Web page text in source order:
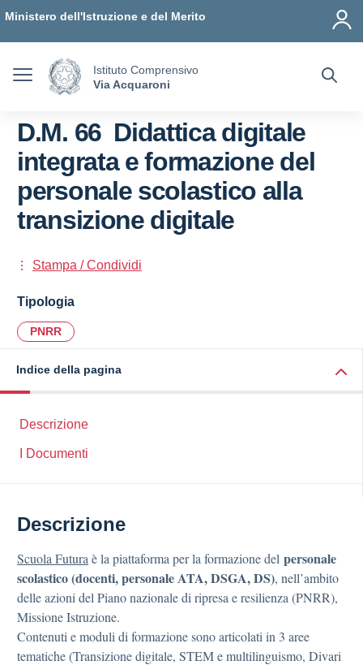
Ministero dell'Istruzione e del Merito
Istituto Comprensivo
Via Acquaroni
D.M. 66 Didattica digitale
integrata e formazione del
personale scolastico alla
transizione digitale
Stampa / Condividi
Tipologia
PNRR
Indice della pagina
Descrizione
I Documenti
Descrizione
Scuola Futura è la piattaforma per la formazione del personale
scolastico (docenti, personale ATA, DSGA, DS), nell’ambito
delle azioni del Piano nazionale di ripresa e resilienza (PNRR),
Missione Istruzione.
Contenuti e moduli di formazione sono articolati in 3 aree
tematiche (Transizione digitale, STEM e multilinguismo, Divari